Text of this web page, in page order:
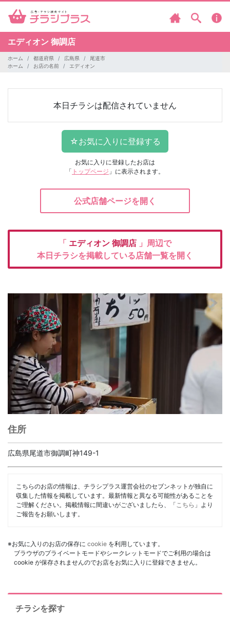
エディオン 御調店
ホーム 都道府県 広島県
尾道市
ホーム
お店の名前 エディオン
本日チラシは配信されていません
お気に入りに登録したお店は
「 トップページ 」に表示されます。
公式店舗ページを開く
「 エディオン 御調店 」周辺で
本日チラシを掲載している店舗一覧を開く
住所
広島県尾道市御調町神149-1
こちらのお店の情報は、チラシプラス運営会社のセブンネットが独自に
収集した情報を掲載しています。最新情報と異なる可能性があることを
ご理解ください。掲載情報に間違いがございましたら、「 こちら 」より
ご報告をお願いします。
※お気に入りのお店の保存に cookie を利用しています。
ブラウザのプライベートモードやシークレットモードでご利用の場合は
cookie が保存されませんのでお店をお気に入りに登録できません。
チラシを探す